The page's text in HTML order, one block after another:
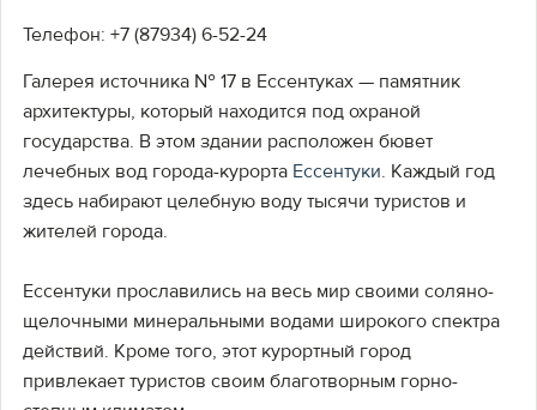
Телефон: +7 (87934) 6-52-24
Галерея источника № 17 в Ессентуках — памятник
архитектуры, который находится под охраной
государства. В этом здании расположен бювет
лечебных вод города-курорта Ессентуки. Каждый год
здесь набирают целебную воду тысячи туристов и
жителей города.
Ессентуки прославились на весь мир своими соляно-
щелочными минеральными водами широкого спектра
действий. Кроме того, этот курортный город
привлекает туристов своим благотворным горно-